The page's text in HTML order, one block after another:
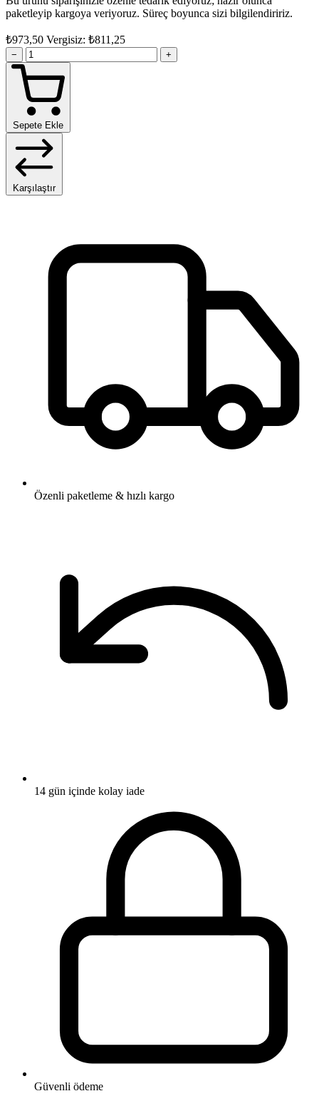
paketleyip kargoya veriyoruz. Süreç boyunca sizi bilgilendiririz.
₺973,50 Vergisiz: ₺811,25
− +
Sepete Ekle
Karşılaştır
Özenli paketleme & hızlı kargo
14 gün içinde kolay iade
Güvenli ödeme